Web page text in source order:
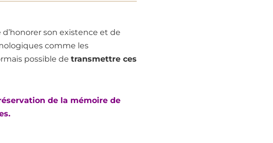
son existence et de
comme les
possible de transmettre ces
de la mémoire de